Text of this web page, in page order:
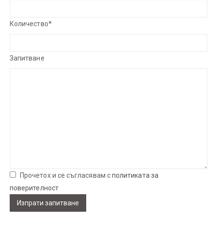
Количество*
Запитване
Прочетох и се съгласявам сполитиката за
поверителност